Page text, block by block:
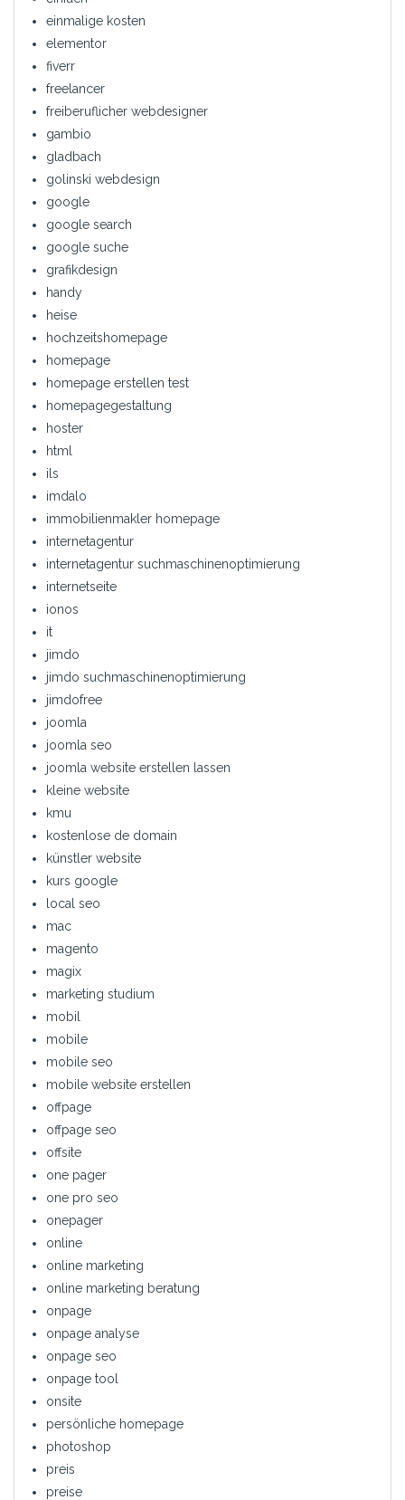
einmalige kosten
elementor
fiverr
freelancer
freiberuflicher webdesigner
gambio
gladbach
golinski webdesign
google
google search
google suche
grafikdesign
handy
heise
hochzeitshomepage
homepage
homepage erstellen test
homepagegestaltung
hoster
html
ils
imdalo
immobilienmakler homepage
internetagentur
internetagentur suchmaschinenoptimierung
internetseite
ionos
it
jimdo
jimdo suchmaschinenoptimierung
jimdofree
joomla
joomla seo
joomla website erstellen lassen
kleine website
kmu
kostenlose de domain
künstler website
kurs google
local seo
mac
magento
magix
marketing studium
mobil
mobile
mobile seo
mobile website erstellen
offpage
offpage seo
offsite
one pager
one pro seo
onepager
online
online marketing
online marketing beratung
onpage
onpage analyse
onpage seo
onpage tool
onsite
persönliche homepage
photoshop
preis
preise